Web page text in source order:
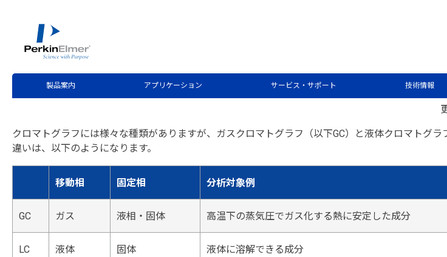
製品案内 アプリケーション サービス・サポート 技術情報
第1回 ガスクロマトグラフと液体クロマトグラフの違
クロマトグラフには様々な種類がありますが、ガスクロマトグラフ（以下GC）と液体クロマトグラ
違いは、以下のようになります。
移動相 固定相 分析対象例
GC ガス 液相・固体 高温下の蒸気圧でガス化する熱に安定した成分
LC 液体 固体 液体に溶解できる成分